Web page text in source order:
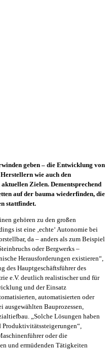
geben – die Entwicklung von
wie auch den
Zielen. Dementsprechend
auf der bauma wiederfinden, die
stattfindet.
gehören zu den großen
ist eine ‚echte‘ Autonomie bei
da – anders als zum Beispiel
oder Bergwerks –
Herausforderungen existieren“,
des Hauptgeschäftsführer des
e.V. deutlich realistischer und für
und der Einsatz
automatisierten oder
Bauprozessen,
„Solche Lösungen haben
oder die
und ermüdenden Tätigkeiten